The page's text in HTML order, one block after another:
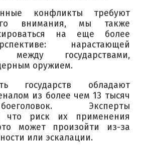
конфликты требуют
внимания, мы также
на еще более
нарастающей
между государствами,
оружием.
государств обладают
из более чем 13 тысяч
Эксперты
что риск их применения
может произойти из-за
или эскалации.